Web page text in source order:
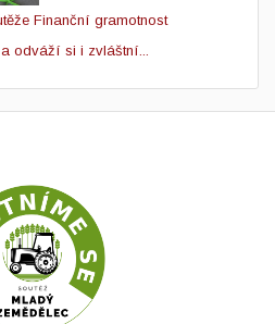
Finanční gramotnost
odváží si i zvláštní...